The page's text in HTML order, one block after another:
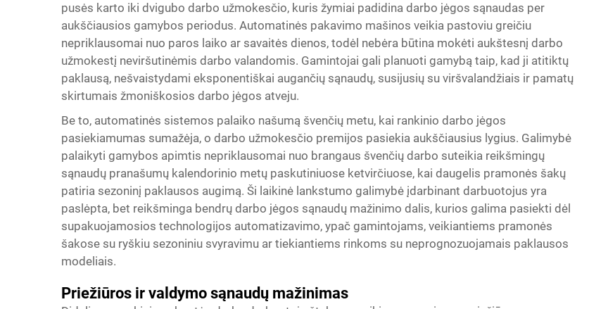
pusės karto iki dvigubo darbo užmokesčio, kuris žymiai padidina darbo jėgos sąnaudas per
aukščiausios gamybos periodus. Automatinės pakavimo mašinos veikia pastoviu greičiu
nepriklausomai nuo paros laiko ar savaitės dienos, todėl nebėra būtina mokėti aukštesnį darbo
užmokestį neviršutinėmis darbo valandomis. Gamintojai gali planuoti gamybą taip, kad ji atitiktų
paklausą, nešvaistydami eksponentiškai augančių sąnaudų, susijusių su viršvalandžiais ir pamatų
skirtumais žmoniškosios darbo jėgos atveju.
Be to, automatinės sistemos palaiko našumą švenčių metu, kai rankinio darbo jėgos
pasiekiamumas sumažėja, o darbo užmokesčio premijos pasiekia aukščiausius lygius. Galimybė
palaikyti gamybos apimtis nepriklausomai nuo brangaus švenčių darbo suteikia reikšmingų
sąnaudų pranašumų kalendorinio metų paskutiniuose ketvirčiuose, kai daugelis pramonės šakų
patiria sezoninį paklausos augimą. Ši laikinė lankstumo galimybė įdarbinant darbuotojus yra
paslėpta, bet reikšminga bendrų darbo jėgos sąnaudų mažinimo dalis, kurios galima pasiekti dėl
supakuojamosios technologijos automatizavimo, ypač gamintojams, veikiantiems pramonės
šakose su ryškiu sezoniniu svyravimu ar tiekiantiems rinkoms su neprognozuojamais paklausos
modeliais.
Priežiūros ir valdymo sąnaudų mažinimas